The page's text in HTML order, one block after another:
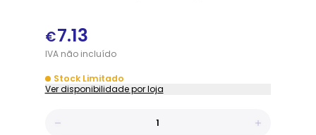
€7.13
IVAnãoincluído
Stock Limitado
Ver disponibilidade por loja